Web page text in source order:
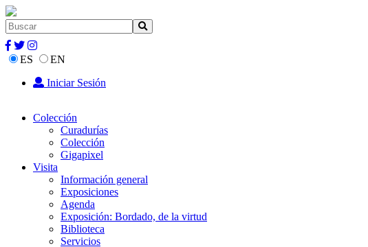
ES
EN
Iniciar Sesión
Colección
Curadurías
Colección
Gigapixel
Visita
Información general
Exposiciones
Agenda
Exposición: Bordado, de la virtud
Biblioteca
Servicios